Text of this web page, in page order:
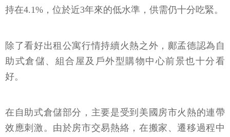
持在4.1%，位於近3年來的低水準，供需仍十分吃緊。
除了看好出租公寓行情持續火熱之外，鄺孟德認為自
助式倉儲、組合屋及戶外型購物中心前景也十分看
好。
在自助式倉儲部分，主要是受到美國房市火熱的連帶
效應刺激。由於房市交易熱絡，在搬家、遷移過程中